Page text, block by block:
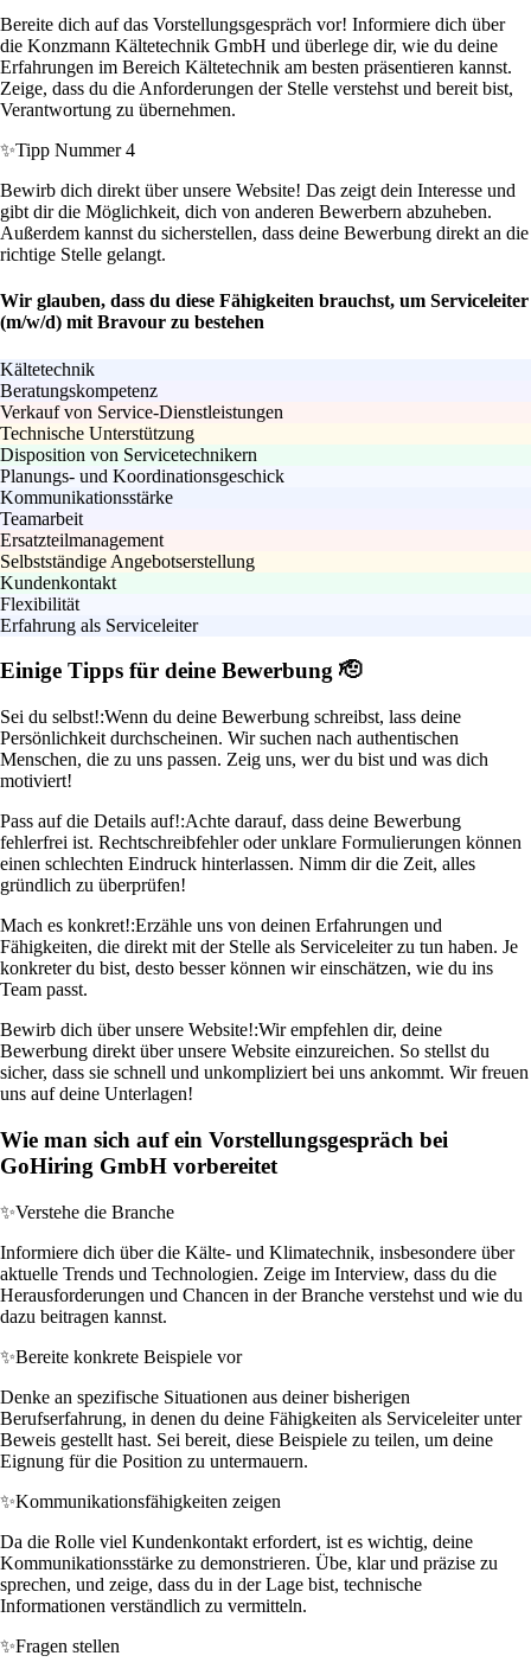
Bereite dich auf das Vorstellungsgespräch vor! Informiere dich über
die Konzmann Kältetechnik GmbH und überlege dir, wie du deine
Erfahrungen im Bereich Kältetechnik am besten präsentieren kannst.
Zeige, dass du die Anforderungen der Stelle verstehst und bereit bist,
Verantwortung zu übernehmen.
✨Tipp Nummer 4
Bewirb dich direkt über unsere Website! Das zeigt dein Interesse und
gibt dir die Möglichkeit, dich von anderen Bewerbern abzuheben.
Außerdem kannst du sicherstellen, dass deine Bewerbung direkt an die
richtige Stelle gelangt.
Wir glauben, dass du diese Fähigkeiten brauchst, um Serviceleiter
(m/w/d) mit Bravour zu bestehen
Kältetechnik
Beratungskompetenz
Verkauf von Service-Dienstleistungen
Technische Unterstützung
Disposition von Servicetechnikern
Planungs- und Koordinationsgeschick
Kommunikationsstärke
Teamarbeit
Ersatzteilmanagement
Selbstständige Angebotserstellung
Kundenkontakt
Flexibilität
Erfahrung als Serviceleiter
Einige Tipps für deine Bewerbung 🫡
Sei du selbst!:Wenn du deine Bewerbung schreibst, lass deine
Persönlichkeit durchscheinen. Wir suchen nach authentischen
Menschen, die zu uns passen. Zeig uns, wer du bist und was dich
motiviert!
Pass auf die Details auf!:Achte darauf, dass deine Bewerbung
fehlerfrei ist. Rechtschreibfehler oder unklare Formulierungen können
einen schlechten Eindruck hinterlassen. Nimm dir die Zeit, alles
gründlich zu überprüfen!
Mach es konkret!:Erzähle uns von deinen Erfahrungen und
Fähigkeiten, die direkt mit der Stelle als Serviceleiter zu tun haben. Je
konkreter du bist, desto besser können wir einschätzen, wie du ins
Team passt.
Bewirb dich über unsere Website!:Wir empfehlen dir, deine
Bewerbung direkt über unsere Website einzureichen. So stellst du
sicher, dass sie schnell und unkompliziert bei uns ankommt. Wir freuen
uns auf deine Unterlagen!
Wie man sich auf ein Vorstellungsgespräch bei
GoHiring GmbH vorbereitet
✨Verstehe die Branche
Informiere dich über die Kälte- und Klimatechnik, insbesondere über
aktuelle Trends und Technologien. Zeige im Interview, dass du die
Herausforderungen und Chancen in der Branche verstehst und wie du
dazu beitragen kannst.
✨Bereite konkrete Beispiele vor
Denke an spezifische Situationen aus deiner bisherigen
Berufserfahrung, in denen du deine Fähigkeiten als Serviceleiter unter
Beweis gestellt hast. Sei bereit, diese Beispiele zu teilen, um deine
Eignung für die Position zu untermauern.
✨Kommunikationsfähigkeiten zeigen
Da die Rolle viel Kundenkontakt erfordert, ist es wichtig, deine
Kommunikationsstärke zu demonstrieren. Übe, klar und präzise zu
sprechen, und zeige, dass du in der Lage bist, technische
Informationen verständlich zu vermitteln.
✨Fragen stellen